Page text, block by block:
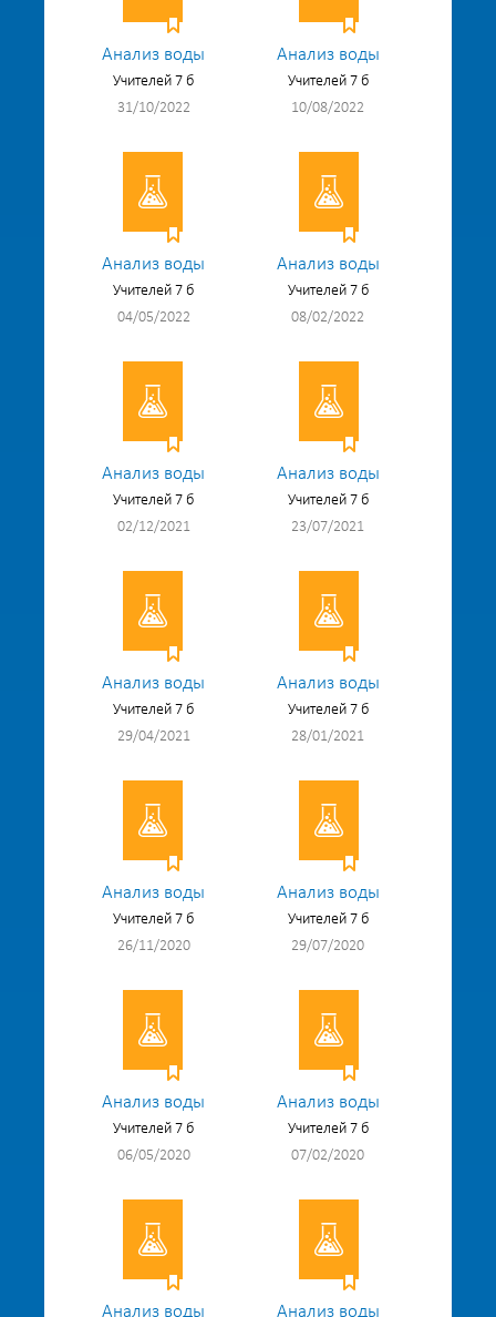
Анализ воды
Учителей 7 б
31/10/2022
Анализ воды
Учителей 7 б
10/08/2022
Анализ воды
Учителей 7 б
04/05/2022
Анализ воды
Учителей 7 б
08/02/2022
Анализ воды
Учителей 7 б
02/12/2021
Анализ воды
Учителей 7 б
23/07/2021
Анализ воды
Учителей 7 б
29/04/2021
Анализ воды
Учителей 7 б
28/01/2021
Анализ воды
Учителей 7 б
26/11/2020
Анализ воды
Учителей 7 б
29/07/2020
Анализ воды
Учителей 7 б
06/05/2020
Анализ воды
Учителей 7 б
07/02/2020
Анализ воды Анализ воды